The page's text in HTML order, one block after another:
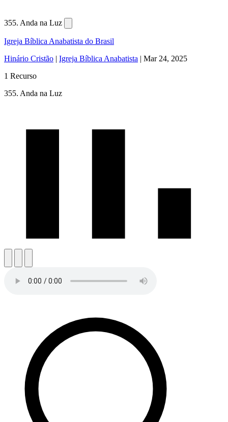
355. Anda na Luz
Igreja Bíblica Anabatista do Brasil
Hinário Cristão | Igreja Bíblica Anabatista | Mar 24, 2025
1 Recurso
355. Anda na Luz